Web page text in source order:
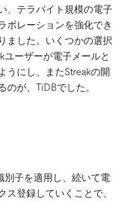
、テラバイト規模の電子
ボレーションを強化でき
ました。いくつかの選択
ユーザーが電子メールと
うにし、またStreakの開
が、TiDBでした。
別子を適用し、続いて電
登録していくことで、